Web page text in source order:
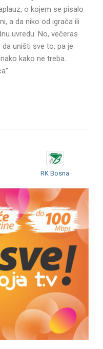
o kojem se pisalo
a da niko od igrača ili
uvredu. No, večeras
uništi sve to, pa je
kako ne treba.
RK Bosna